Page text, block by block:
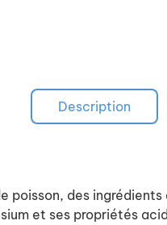
Description
des ingrédients
et ses propriétés